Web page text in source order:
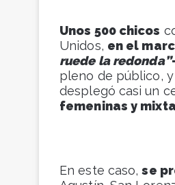
Unos 500 chicos
Unidos, en el
ruede la redonda”
pleno de público,
desplegó casi un
femeninas y
En este caso,se